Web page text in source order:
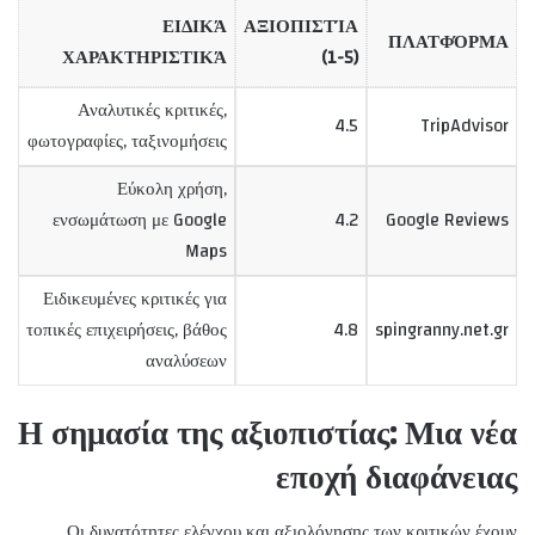
ΠΛΑΤΦΌΡΜΑ
ΑΞΙΟΠΙΣΤΊΑ
(1-5)
ΕΙΔΙΚΆ
ΧΑΡΑΚΤΗΡΙΣΤΙΚΆ
TripAdvisor
4.5
Αναλυτικές κριτικές,
φωτογραφίες, ταξινομήσεις
Google Reviews
4.2
Εύκολη χρήση,
ενσωμάτωση με Google
Maps
spingranny.net.gr
4.8
Ειδικευμένες κριτικές για
τοπικές επιχειρήσεις, βάθος
αναλύσεων
Η σημασία της αξιοπιστίας: Μια νέα
εποχή διαφάνειας